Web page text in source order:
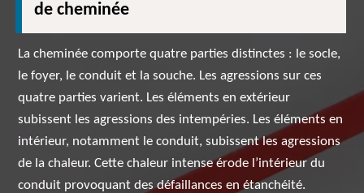
de cheminée
La cheminée comporte quatre parties distinctes : le socle,
le foyer, le conduit et la souche. Les agressions sur ces
quatre parties varient. Les éléments en extérieur
subissent les agressions des intempéries. Les éléments en
intérieur, notamment le conduit, subissent les agressions
de la chaleur. Cette chaleur intense érode l’intérieur du
conduit provoquant des défaillances en étanchéité.